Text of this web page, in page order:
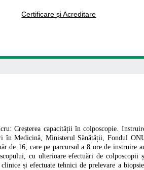
Certificare și Acreditare
Creșterea capacității în colposcopie.
în Medicină, Ministerul Sănătății, Fondul
de 16, care pe parcursul a 8 ore de instruire
cu ulterioare efectuări de colposcopii
și efectuate tehnici de prelevare a